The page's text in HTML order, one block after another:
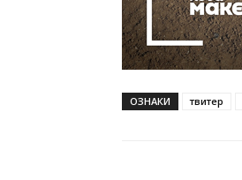
ОЗНАКИ твитер